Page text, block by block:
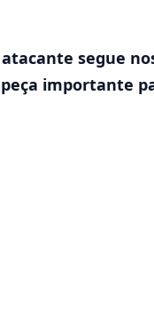
segue
importante